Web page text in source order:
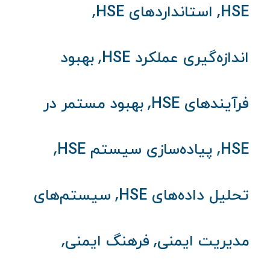
HSE
, استانداردهای HSE ,
اندازه‌گیری عملکرد HSE , بهبود
فرآیندهای HSE , بهبود مستمر در
HSE
, پیاده‌سازی سیستم HSE ,
تحلیل داده‌های HSE , سیستم‌های
مدیریت ایمنی, فرهنگ ایمنی,